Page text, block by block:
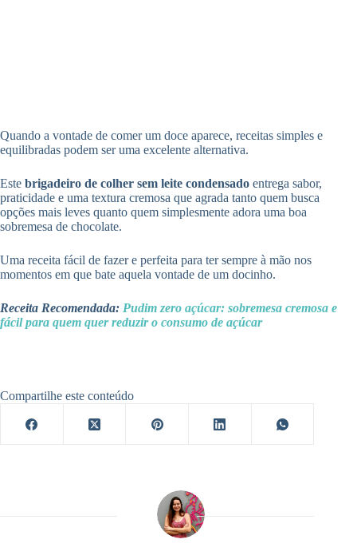
Quando a vontade de comer um doce aparece, receitas simples e
equilibradas podem ser uma excelente alternativa.
Este brigadeiro de colher sem leite condensado entrega sabor,
praticidade e uma textura cremosa que agrada tanto quem busca
opções mais leves quanto quem simplesmente adora uma boa
sobremesa de chocolate.
Uma receita fácil de fazer e perfeita para ter sempre à mão nos
momentos em que bate aquela vontade de um docinho.
Receita Recomendada: Pudim zero açúcar: sobremesa cremosa e
fácil para quem quer reduzir o consumo de açúcar
Compartilhe este conteúdo